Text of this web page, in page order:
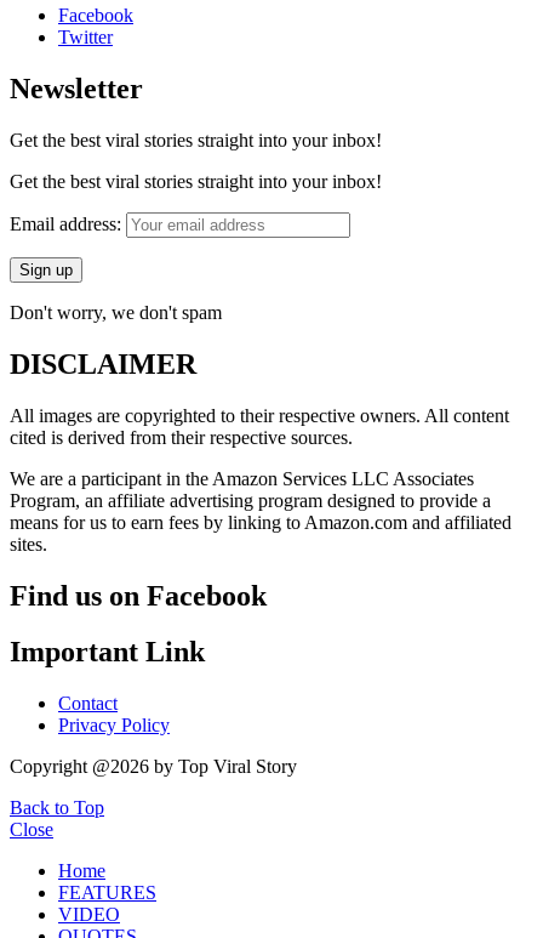
Facebook
Twitter
Newsletter
Get the best viral stories straight into your inbox!
Get the best viral stories straight into your inbox!
Email address:
Don't worry, we don't spam
DISCLAIMER
All images are copyrighted to their respective owners. All content
cited is derived from their respective sources.
We are a participant in the Amazon Services LLC Associates
Program, an affiliate advertising program designed to provide a
means for us to earn fees by linking to Amazon.com and affiliated
sites.
Find us on Facebook
Important Link
Contact
Privacy Policy
Copyright @2026 by Top Viral Story
Back to Top
Close
Home
FEATURES
VIDEO